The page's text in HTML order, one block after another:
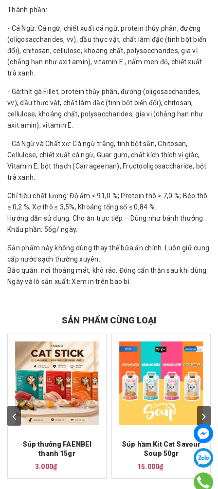
Thành phần:
- Cá Ngừ: Cá ngừ, chiết xuất cá ngừ, protein thủy phân, đường
(oligosaccharides, vv), dầu thực vật, chất làm đặc (tinh bột biến
đổi), chitosan, cellulose, khoáng chất, polysaccharides, gia vị
(chẳng hạn như axit amin), vitamin E , nấm men đỏ, chiết xuất
trà xanh.
- Gà:thịt gà Fillet, protein thủy phân, đường (oligosaccharides,
vv), dầu thực vật, chất làm đặc (tinh bột biến đổi), chitosan,
cellulose, khoáng chất, polysaccharides, gia vị (chẳng hạn như
axit amin), vitamin E.
- Cá Ngừ và Chất xơ: Cá ngừ trắng, tinh bột sắn, Chitosan,
Cellulose, chiết xuất cá ngừ, Guar gum, chất kích thích vị giác,
Vitamin E, bột thạch (Carrageenan), Fructooligosaccharide, bột
trà xanh.
Chỉ tiêu chất lượng: Độ ẩm ≤ 91,0 %; Protein thô ≥ 7,0 %; Béo thô
≥ 0,2 %; Xơ thô ≤ 3,5%, Khoáng tổng số ≤ 0,84 %.
Hướng dẫn sử dụng: Cho ăn trực tiếp – Dùng như bánh thưởng.
Khẩu phần: 56g/ ngày.
Sản phẩm này không dùng thay thế bữa ăn chính. Luôn giữ cung
cấp nước sạch thường xuyên.
Bảo quản: nơi thoáng mát, khô ráo. Đóng cẩn thận sau khi dùng.
Ngày và lô sản xuất: Xem in trên bao bì.
SẢN PHẨM CÙNG LOẠI
Súp thưởng FAENBEI
thanh 15gr
3.000₫
Súp hầm Kit Cat Savour
Soup 50gr
15.000₫